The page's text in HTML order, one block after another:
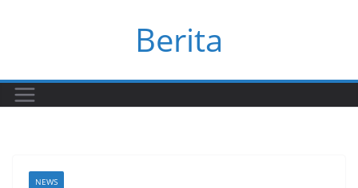
Berita
NEWS